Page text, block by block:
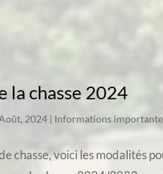
la chasse 2024
2024 | Informations
chasse, voici les modalités